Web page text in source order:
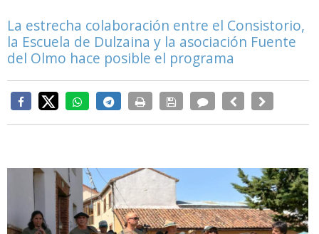
La estrecha colaboración entre el Consistorio,
la Escuela de Dulzaina y la asociación Fuente
del Olmo hace posible el programa